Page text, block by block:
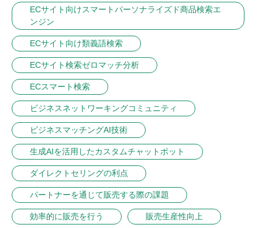
ECサイト向けスマートパーソナライズド商品検索エ
ンジン
ECサイト向け類義語検索
ECサイト検索ゼロマッチ分析
ECスマート検索
ビジネスネットワーキングコミュニティ
ビジネスマッチングAI技術
生成AIを活用したカスタムチャットボット
ダイレクトセリングの利点
パートナーを通じて販売する際の課題
効率的に販売を行う 販売生産性向上